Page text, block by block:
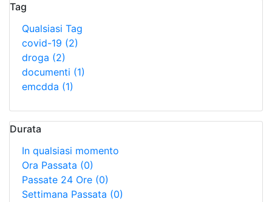
Tag
Qualsiasi Tag
covid-19 (2)
droga (2)
documenti (1)
emcdda (1)
Durata
In qualsiasi momento
Ora Passata (0)
Passate 24 Ore (0)
Settimana Passata (0)